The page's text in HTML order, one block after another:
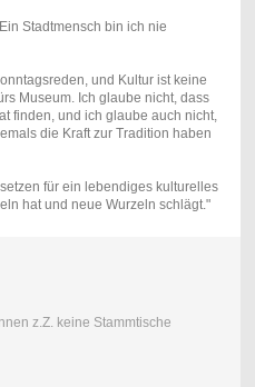
Stadtmensch bin ich nie
und Kultur ist keine
Museum. Ich glaube nicht, dass
finden, und ich glaube auch nicht,
die Kraft zur Tradition haben
für ein lebendiges kulturelles
hat und neue Wurzeln schlägt."
z.Z. keine Stammtische